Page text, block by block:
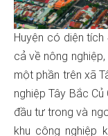
Huyện có diện tích
cả về nông
một phần trên xã
nghiệp Tây Bắc
đầu tư trong và
khu công nghiệp